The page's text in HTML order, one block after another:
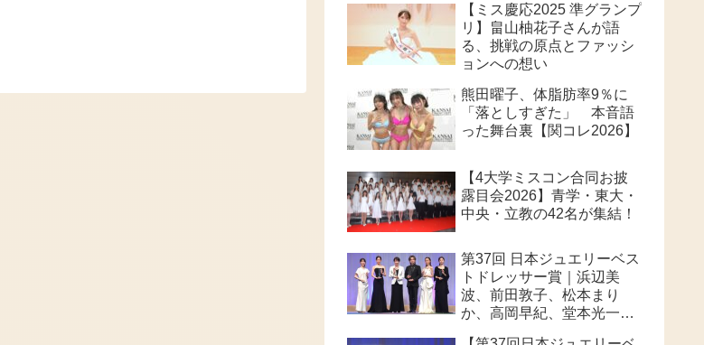
【ミス慶応2025 準グランプ
リ】畠山柚花子さんが語
る、挑戦の原点とファッシ
ョンへの想い
熊田曜子、体脂肪率9％に
「落としすぎた」 本音語
った舞台裏【関コレ2026】
【4大学ミスコン合同お披
露目会2026】青学・東大・
中央・立教の42名が集結！
第37回 日本ジュエリーベス
トドレッサー賞｜浜辺美
波、前田敦子、松本まり
か、高岡早紀、堂本光一、